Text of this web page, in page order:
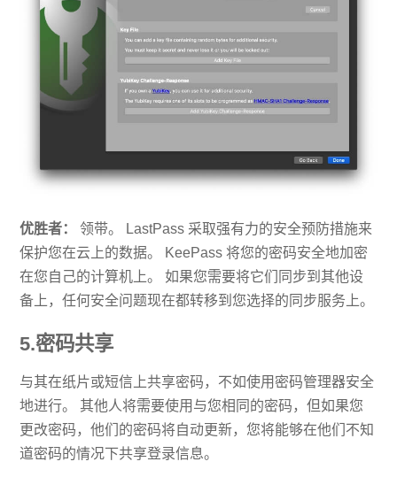
优胜者：
领带。 LastPass 采取强有力的安全预防措施来
保护您在云上的数据。 KeePass 将您的密码安全地加密
在您自己的计算机上。 如果您需要将它们同步到其他设
备上，任何安全问题现在都转移到您选择的同步服务上。
5.密码共享
与其在纸片或短信上共享密码，不如使用密码管理器安全
地进行。 其他人将需要使用与您相同的密码，但如果您
更改密码，他们的密码将自动更新，您将能够在他们不知
道密码的情况下共享登录信息。